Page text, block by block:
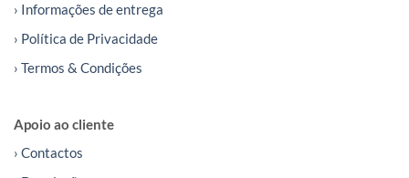
› Informações de entrega
› Política de Privacidade
› Termos & Condições
Apoio ao cliente
› Contactos